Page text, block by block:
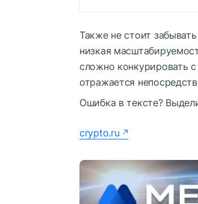
Также не стоит
низкая
сложно конкурировать
отражается
Ошибка в тексте?
crypto.ru